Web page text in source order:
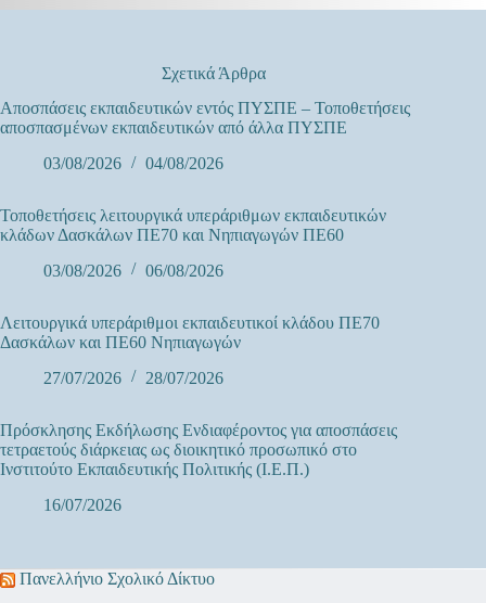
Σχετικά Άρθρα
Αποσπάσεις εκπαιδευτικών εντός ΠΥΣΠΕ – Τοποθετήσεις
αποσπασμένων εκπαιδευτικών από άλλα ΠΥΣΠΕ
03/08/2026
04/08/2026
Τοποθετήσεις λειτουργικά υπεράριθμων εκπαιδευτικών
κλάδων Δασκάλων ΠΕ70 και Νηπιαγωγών ΠΕ60
03/08/2026
06/08/2026
Λειτουργικά υπεράριθμοι εκπαιδευτικοί κλάδου ΠΕ70
Δασκάλων και ΠΕ60 Νηπιαγωγών
27/07/2026
28/07/2026
Πρόσκλησης Εκδήλωσης Ενδιαφέροντος για αποσπάσεις
τετραετούς διάρκειας ως διοικητικό προσωπικό στο
Ινστιτούτο Εκπαιδευτικής Πολιτικής (Ι.Ε.Π.)
16/07/2026
Πανελλήνιο Σχολικό Δίκτυο